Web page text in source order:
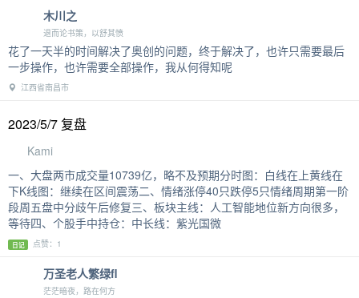
木川之
退而论书策，以舒其愤
花了一天半的时间解决了奥创的问题，终于解决了，也许只需要最后
一步操作，也许需要全部操作，我从何得知呢
江西省南昌市
2023/5/7 复盘
Kami
一、大盘两市成交量10739亿，略不及预期分时图：白线在上黄线在
下K线图：继续在区间震荡二、情绪涨停40只跌停5只情绪周期第一阶
段周五盘中分歧午后修复三、板块主线：人工智能地位新方向很多，
等待四、个股手中持仓：中长线：紫光国微
日记 点赞：1
万圣老人繁绿fl
茫茫暗夜，路在何方